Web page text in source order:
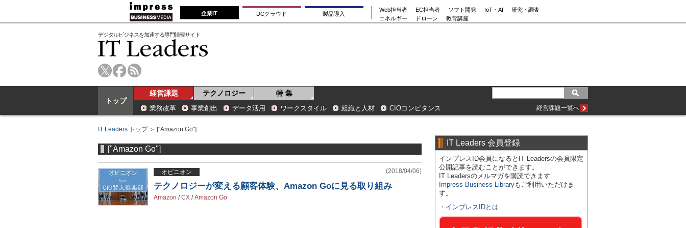
企業IT DCクラウド 製品導入
Web担当者 EC担当者 ソフト開発 IoT・AI
研究・調査
エネルギー
ドローン 教育講座
デジタルビジネスを加速する専門情報サイト
トップ
経営課題 テクノロジー 特 集
業務改革 事業創出 データ活用 ワークスタイル 組織と人材 CIOコンピタンス 経営課題一覧へ
IT Leaders トップ＞ ["Amazon Go"]
["Amazon Go"]
オピニオン (2018/04/06)
テクノロジーが変える顧客体験、Amazon Goに見る取り組み
Amazon /CX /Amazon Go
IT Leaders 会員登録
インプレスID会員になるとIT Leadersの会員限定
公開記事を読むことができます。
IT Leadersのメルマガを購読できます
Impress Business Libraryもご利用いただけま
す。
・ インプレスIDとは